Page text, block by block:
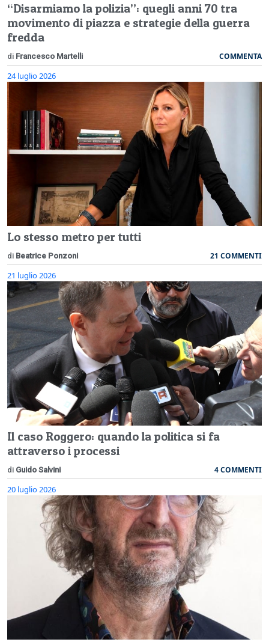
“Disarmiamo la polizia”: quegli anni 70 tra
movimento di piazza e strategie della guerra
fredda
di Francesco Martelli COMMENTA
24 luglio 2026
Lo stesso metro per tutti
di Beatrice Ponzoni 21 COMMENTI
21 luglio 2026
Il caso Roggero: quando la politica si fa
attraverso i processi
di Guido Salvini 4 COMMENTI
20 luglio 2026